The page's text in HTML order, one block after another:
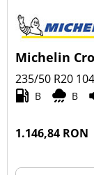
Michelin
235/50 R20
B B
1.146,84 RON